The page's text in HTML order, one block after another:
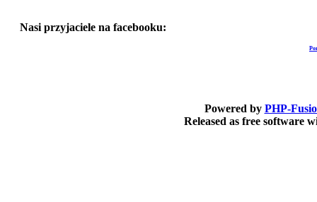
Nasi przyjaciele na facebooku:
Powered by PHP-
Released as free software